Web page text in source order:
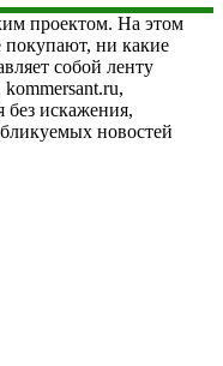
проектом. На этом
покупают, ни какие
собой ленту
искажения,
новостей